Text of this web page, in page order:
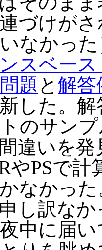
づけが
なかっ
スベー
問題 と 解答
した。
のサン
違いを
やPSで
なかっ
し訳な
中に届